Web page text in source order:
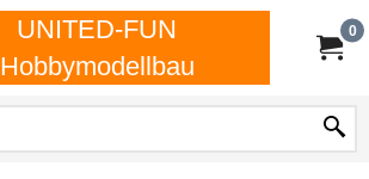
UNITED-FUN
Hobbymodellbau
0